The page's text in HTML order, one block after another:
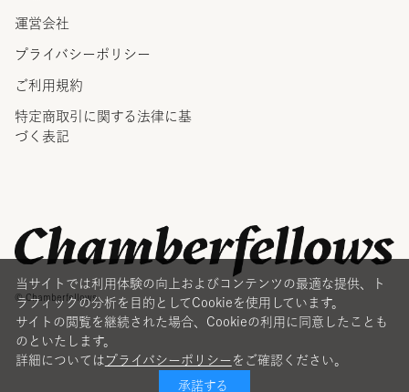
運営会社
プライバシーポリシー
ご利用規約
特定商取引に関する法律に 基
づく表記
© Chamberfellows
当サイトでは利用体験の向上およびコンテンツの最適な提供、ト
ラフィックの分析を目的としてCookieを使用しています。
サイトの閲覧を継続された場合、Cookieの利用に同意したことも
のといたします。
詳細については プライバシーポリシー をご確認ください。
承諾する